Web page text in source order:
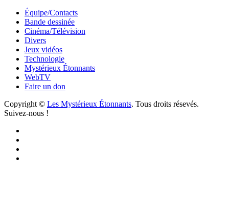
Équipe/Contacts
Bande dessinée
Cinéma/Télévision
Divers
Jeux vidéos
Technologie
Mystérieux Étonnants
WebTV
Faire un don
Copyright © Les Mystérieux Étonnants. Tous droits résevés.
Suivez-nous !